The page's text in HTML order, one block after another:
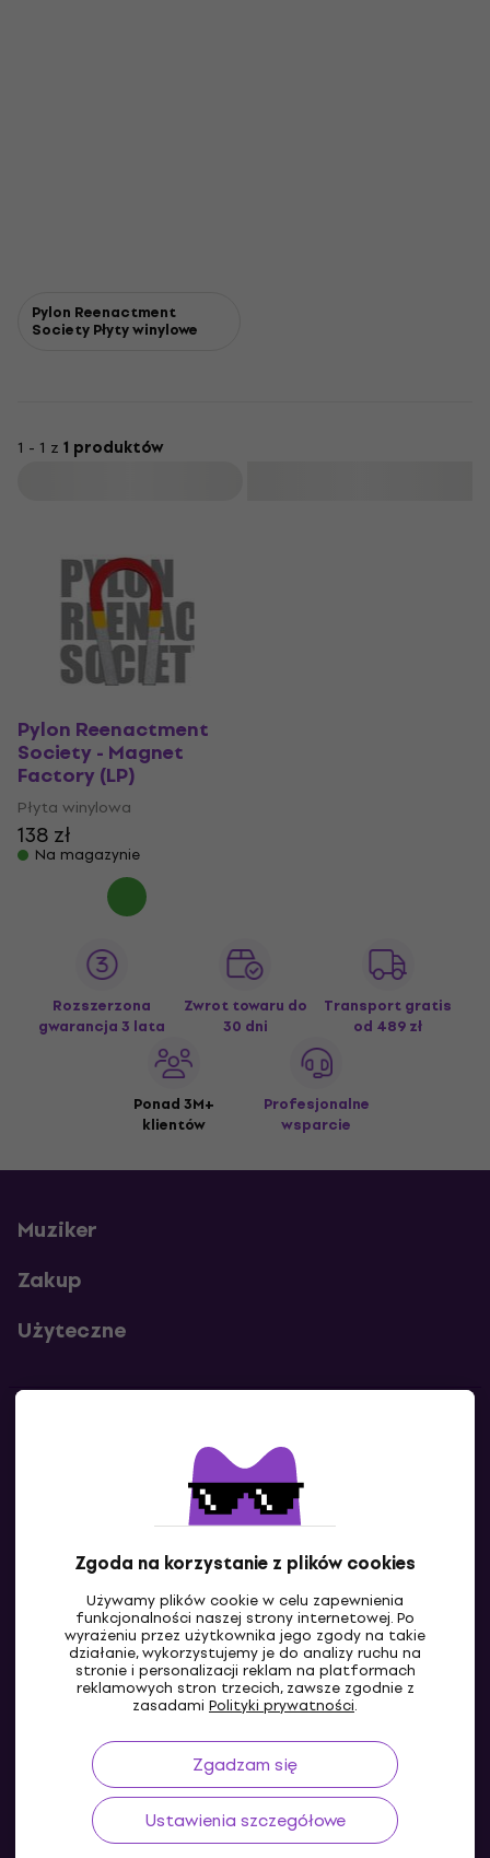
Zgoda na korzystanie z plików cookies
Używamy plików cookie w celu zapewnienia
funkcjonalności naszej strony internetowej. Po
wyrażeniu przez użytkownika jego zgody na takie
działanie, wykorzystujemy je do analizy ruchu na
stronie i personalizacji reklam na platformach
reklamowych stron trzecich, zawsze zgodnie z
zasadami Polityki prywatności.
Zgadzam się
Ustawienia szczegółowe
Pylon Reenactment
Society Płyty winylowe
1 - 1 z 1 produktów
Pylon Reenactment
Society - Magnet
Factory (LP)
Płyta winylowa
138 zł
Na magazynie
Rozszerzona
gwarancja 3 lata
Zwrot towaru do
30 dni
Transport gratis
od 489 zł
Ponad 3M+
klientów
Profesjonalne
wsparcie
Muziker
Zakup
Użyteczne
Skontaktuj się z nami
PL